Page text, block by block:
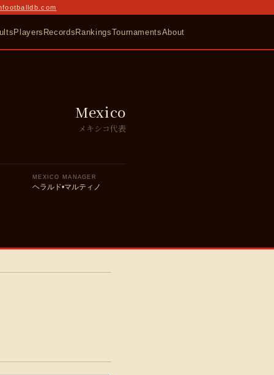
Players RecordsRankingsTournamentsAbout
Mexico
メキシコ代表
MEXICO MANAGER
ヘラルド•マルティノ